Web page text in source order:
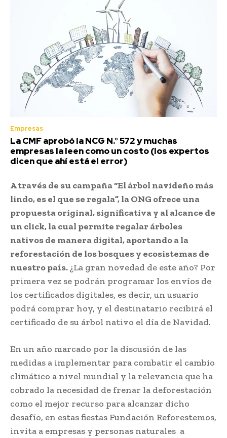
Empresas
La CMF aprobó la NCG N.° 572 y muchas
empresas la leen como un costo (los expertos
dicen que ahí está el error)
A través de su campaña “El árbol navideño más
lindo, es el que se regala”, la ONG ofrece una
propuesta original, significativa y al alcance de
un click, la cual permite regalar árboles
nativos de manera digital, aportando a la
reforestación de los bosques y ecosistemas de
nuestro país. ¿La gran novedad de este año? Por
primera vez se podrán programar los envíos de
los certificados digitales, es decir, un usuario
podrá comprar hoy, y el destinatario recibirá el
certificado de su árbol nativo el día de Navidad.
En un año marcado por la discusión de las
medidas a implementar para combatir el cambio
climático a nivel mundial y la relevancia que ha
cobrado la necesidad de frenar la deforestación
como el mejor recurso para alcanzar dicho
desafío, en estas fiestas Fundación Reforestemos,
invita a empresas y personas naturales a